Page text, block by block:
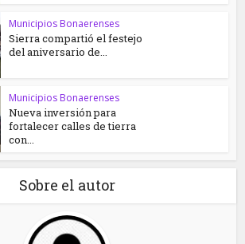
Municipios Bonaerenses
Sierra compartió el festejo
del aniversario de...
Municipios Bonaerenses
Nueva inversión para
fortalecer calles de tierra
con...
Sobre el autor